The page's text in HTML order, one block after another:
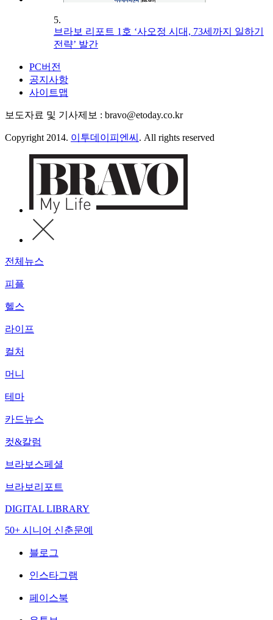
5.
브라보 리포트 1호 ‘사오정 시대, 73세까지 일하기
전략’ 발간
PC버전
공지사항
사이트맵
보도자료 및 기사제보 : bravo@etoday.co.kr
Copyright 2014. 이투데이피엔씨 . All rights reserved
전체뉴스
피플
헬스
라이프
컬처
머니
테마
카드뉴스
컷&칼럼
브라보스페셜
브라보리포트
DIGITAL LIBRARY
50+ 시니어 신춘문예
블로그
인스타그램
페이스북